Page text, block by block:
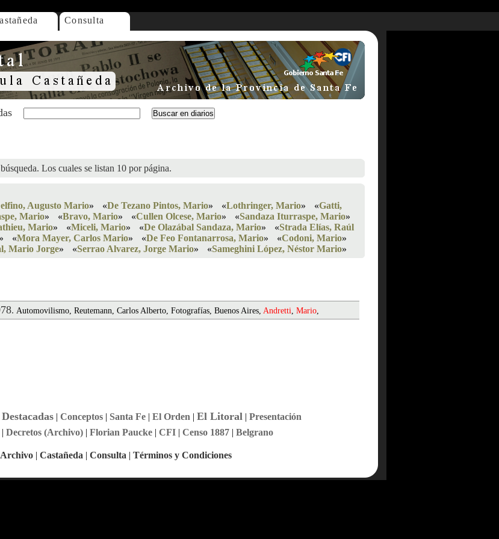
Consulta
Los cuales se listan 10 por página.
Augusto Mario» «De Tezano Pintos, Mario» «Lothringer, Mario» «Gatti,
Mario» «Bravo, Mario» «Cullen Olcese, Mario» «Sandaza Iturraspe, Mario»
Mario» «Miceli, Mario» «De Olazábal Sandaza, Mario» «Strada Elías, Raúl
«Mora Mayer, Carlos Mario» «De Feo Fontanarrosa, Mario» «Codoni, Mario»
Mario Jorge» «Serrao Alvarez, Jorge Mario» «Sameghini López, Néstor Mario»
. Automovilismo, Reutemann, Carlos Alberto, Fotografías, Buenos Aires, Andretti, Mario,
Destacadas| Conceptos| Santa Fe| El Orden | El Litoral | Presentación
| Decretos (Archivo)| Florian Paucke| CFI| Censo 1887| Belgrano
Archivo | Castañeda | Consulta | Términos y Condiciones